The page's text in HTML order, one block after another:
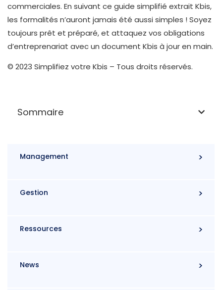
commerciales. En suivant ce guide simplifié extrait Kbis,
les formalités n’auront jamais été aussi simples ! Soyez
toujours prêt et préparé, et attaquez vos obligations
d’entreprenariat avec un document Kbis à jour en main.
© 2023 Simplifiez votre Kbis – Tous droits réservés.
Sommaire
Management
Gestion
Ressources
News